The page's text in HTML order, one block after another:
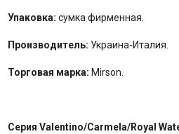
Упаковка: сумка фирменная.
Производитель: Украина-Италия.
Торговая марка: Mirson.
Серия Valentino/Carmela/Royal